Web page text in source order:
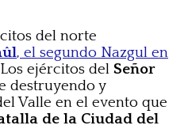
del norte
, el segundo Nazgul en
ejércitos del Señor
destruyendo y
Valle en el evento que
de la Ciudad del